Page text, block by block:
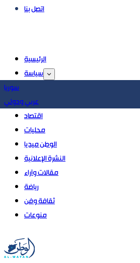
اتصل بنا
الرئيسية
سياسة
سوريا
عربي ودولي
اقتصاد
محليات
الوطن ميديا
النشرة الإعلانية
مقالات وآراء
رياضة
ثقافة وفن
منوعات